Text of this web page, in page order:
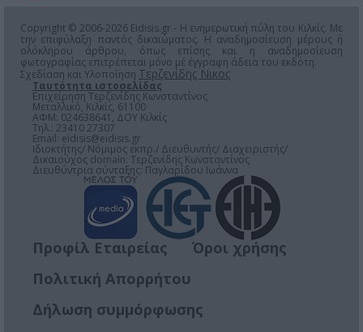
Copyright © 2006-2026 Eidisis.gr - Η ενημερωτική πύλη του Κιλκίς. Με
την επιφύλαξη παντός δικαιώματος. Η αναδημοσίευση μέρους ή
ολόκληρου άρθρου, όπως επίσης και η αναδημοσίευση
φωτογραφίας επιτρέπεται μόνο μέ έγγραφη άδεια του εκδότη.
Σχεδίαση και Υλοποίηση Τερζενίδης Νικος
Ταυτότητα ιστοσελίδας
Επιχείρηση Τερζενίδης Κωνσταντίνος
Μεταλλικό, Κιλκίς, 61100
ΑΦΜ: 024638641, ΔΟΥ Κιλκίς
Τηλ.: 23410 27307
Email: eidisis@eidisis.gr
Ιδιοκτήτης/ Νόμιμος εκπρ./ Διευθυντής/ Διαχειριστής/
Δικαιούχος domain: Τερζενίδης Κωνσταντίνος
Διευθύντρια σύνταξης: Παγλαρίδου Ιωάννα
Προφίλ Εταιρείας
Όροι χρήσης
Πολιτική Απορρήτου
Δήλωση συμμόρφωσης